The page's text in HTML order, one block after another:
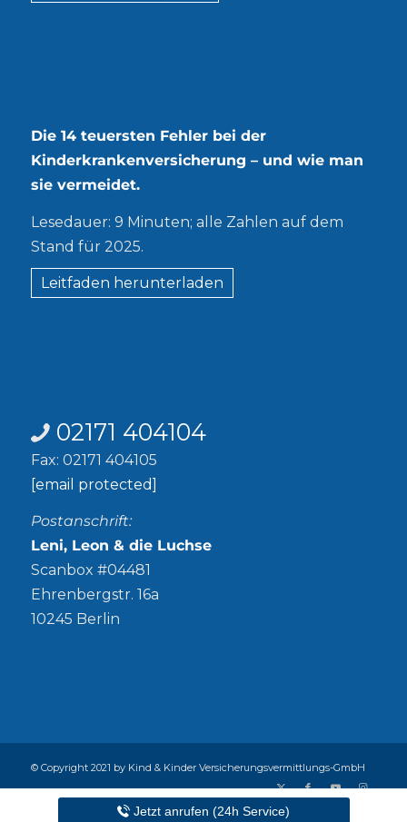
Die 14 teuersten Fehler bei der
Kinderkrankenversicherung – und wie man
sie vermeidet.
Lesedauer: 9 Minuten; alle Zahlen auf dem
Stand für 2025.
Leitfaden herunterladen
02171 404104
Fax: 02171 404105
[email protected]
Postanschrift:
Leni, Leon & die Luchse
Scanbox #04481
Ehrenbergstr. 16a
10245 Berlin
© Copyright 2021 by Kind & Kinder Versicherungsvermittlungs-GmbH
Abschlussprovision Alle Versicherer Datenschutz
PresseJetzt anrufen (24h Service)